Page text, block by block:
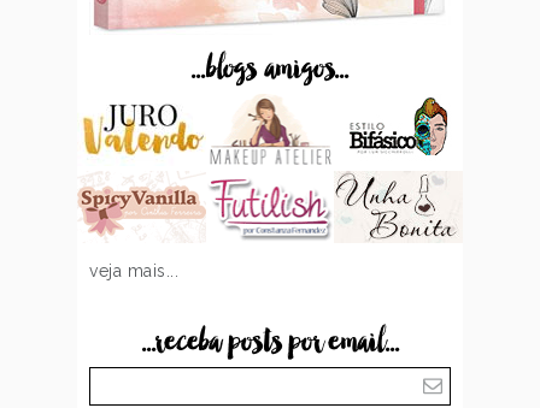
...blogs amigos...
veja mais...
...receba posts por email...